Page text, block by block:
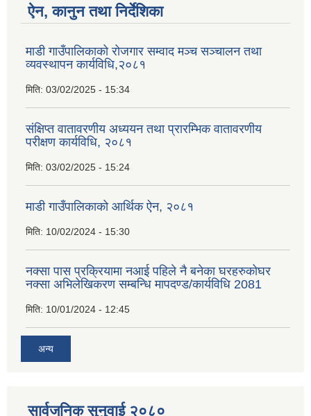
ऐन, कानुन तथा निर्देशिका
माडी गाउँपालिकाको रोजगार सम्वाद मञ्च सञ्चालन तथा
व्यवस्थापन कार्यविधि,२०८१
मिति: 03/02/2025 - 15:34
संक्षिप्त वातावरणीय अध्ययन तथा प्रारम्भिक वातावरणीय
परीक्षण कार्यविधि, २०८१
मिति: 03/02/2025 - 15:24
माडी गाउँपालिकाको आर्थिक ऐन, २०८१
मिति: 10/02/2024 - 15:30
नक्सा पास प्रक्रियामा नआई पहिले नै बनेका घरहरुकोघर
नक्सा अभिलेखिकरण सम्बन्धि मापदण्ड/कार्यविधि 2081
मिति: 10/01/2024 - 12:45
अन्य
सार्वजनिक सुनुवाई २०८०